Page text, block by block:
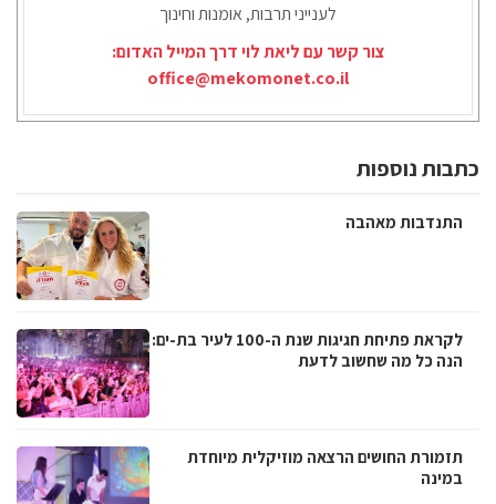
לענייני תרבות, אומנות וחינוך
צור קשר עם ליאת לוי דרך המייל האדום:
office@mekomonet.co.il
כתבות נוספות
התנדבות מאהבה
לקראת פתיחת חגיגות שנת ה-100 לעיר בת-ים:
הנה כל מה שחשוב לדעת
תזמורת החושים הרצאה מוזיקלית מיוחדת
במינה